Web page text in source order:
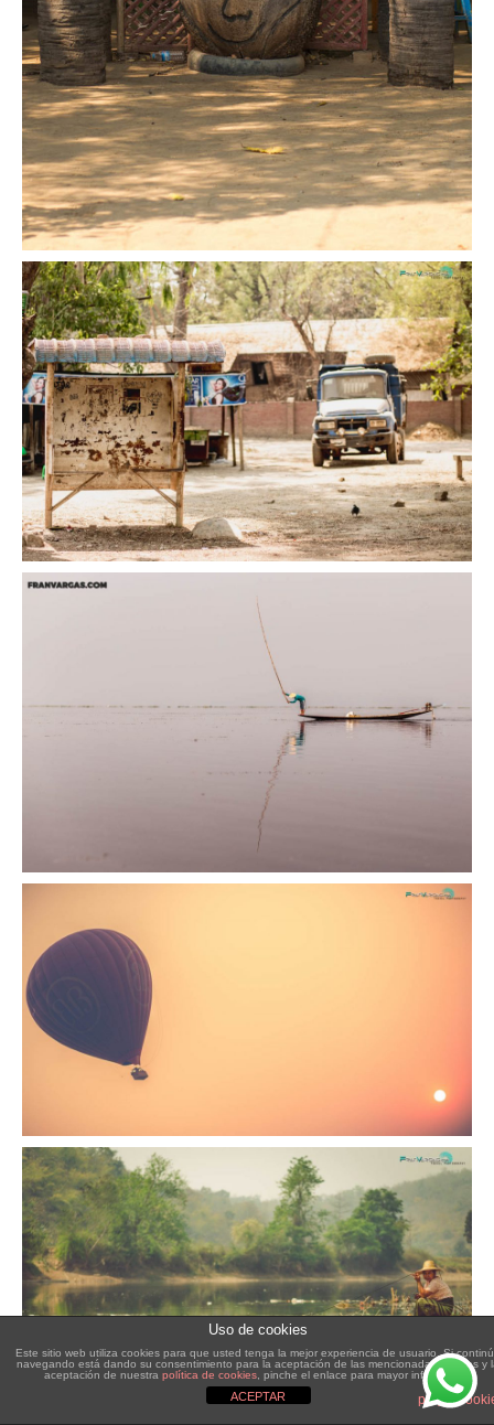
Uso de cookies
Este sitio web utiliza cookies para que usted tenga la mejor experiencia de usuario. Si
navegando está dando su consentimiento para la aceptación de las mencionadas cookies y
aceptación de nuestra política de cookies, pinche el enlace para mayor información.
plugin
ACEPTAR